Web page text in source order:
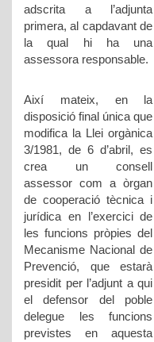
adscrita a l’adjunta
primera, al capdavant de
la qual hi ha una
assessora responsable.
Així mateix, en la
disposició final única que
modifica la Llei orgànica
3/1981, de 6 d’abril, es
crea un consell
assessor com a òrgan
de cooperació tècnica i
jurídica en l’exercici de
les funcions pròpies del
Mecanisme Nacional de
Prevenció, que estarà
presidit per l’adjunt a qui
el defensor del poble
delegue les funcions
previstes en aquesta